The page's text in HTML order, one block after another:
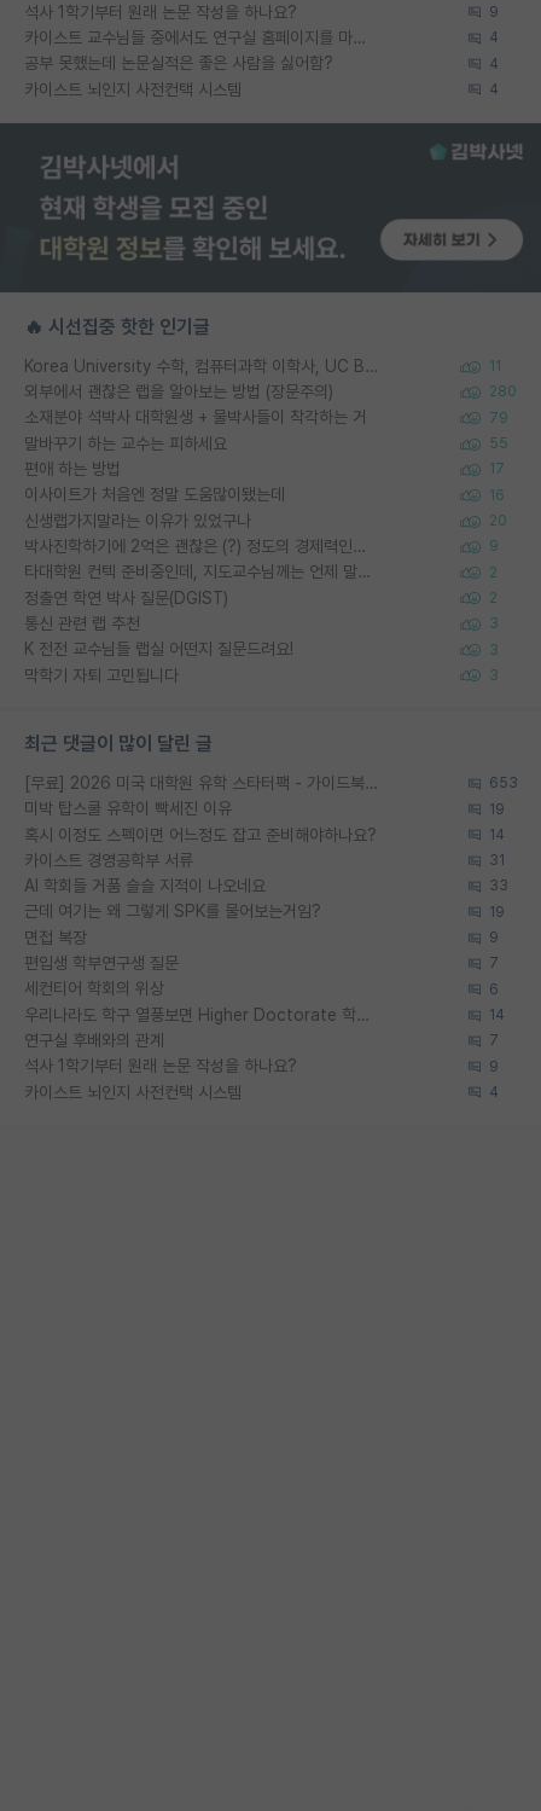
석사 1학기부터 원래 논문 작성을 하나요? 9
카이스트 교수님들 중에서도 연구실 홈페이지를 마련 안 하신 분들이 계시던데 4
공부 못했는데 논문실적은 좋은 사람을 싫어함? 4
카이스트 뇌인지 사전컨택 시스템 4
🔥 시선집중 핫한 인기글
Korea University 수학, 컴퓨터과학 이학사, UC Berkeley 산업공학 대학원 공학박사가 되는 것은 쉽지 않겠죠? 11
외부에서 괜찮은 랩을 알아보는 방법 (장문주의) 280
소재분야 석박사 대학원생 + 물박사들이 착각하는 거 79
말바꾸기 하는 교수는 피하세요 55
편애 하는 방법 17
이사이트가 처음엔 정말 도움많이됐는데 16
신생랩가지말라는 이유가 있었구나 20
박사진학하기에 2억은 괜찮은 (?) 정도의 경제력인가요 9
타대학원 컨텍 준비중인데, 지도교수님께는 언제 말씀드려야 할까요? 2
정출연 학연 박사 질문(DGIST) 2
통신 관련 랩 추천 3
K 전전 교수님들 랩실 어떤지 질문드려요! 3
막학기 자퇴 고민됩니다 3
최근 댓글이 많이 달린 글
[무료] 2026 미국 대학원 유학 스타터팩 - 가이드북 & 합격자 컨택메일 템플릿 653
미박 탑스쿨 유학이 빡세진 이유 19
혹시 이정도 스펙이면 어느정도 잡고 준비해야하나요? 14
카이스트 경영공학부 서류 31
AI 학회들 거품 슬슬 지적이 나오네요 33
근데 여기는 왜 그렇게 SPK를 물어보는거임? 19
면접 복장 9
편입생 학부연구생 질문 7
세컨티어 학회의 위상 6
우리나라도 학구 열풍보면 Higher Doctorate 학위가 필요하다고 봅니다. 14
연구실 후배와의 관계 7
석사 1학기부터 원래 논문 작성을 하나요? 9
카이스트 뇌인지 사전컨택 시스템 4